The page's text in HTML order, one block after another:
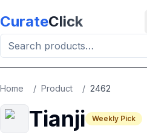
CurateClick
Home / Product / 2462
Tianji Weekly Pick